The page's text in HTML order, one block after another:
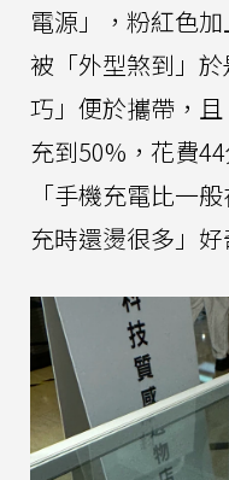
電源」，粉紅色
被「外型煞到」
巧」便於攜帶，
充到50%，花費
「手機充電比一
充時還燙很多」